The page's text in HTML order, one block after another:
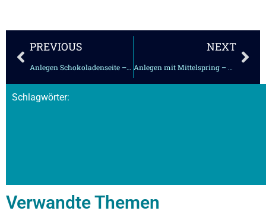
Zurück
PREVIOUS
Anlegen Schokoladenseite – zu schnell, zu steil – Hafenmanöver
NEXT
Anlegen mit Mittelspring – Ruderstellung
Schlagwörter:
Verwandte Themen